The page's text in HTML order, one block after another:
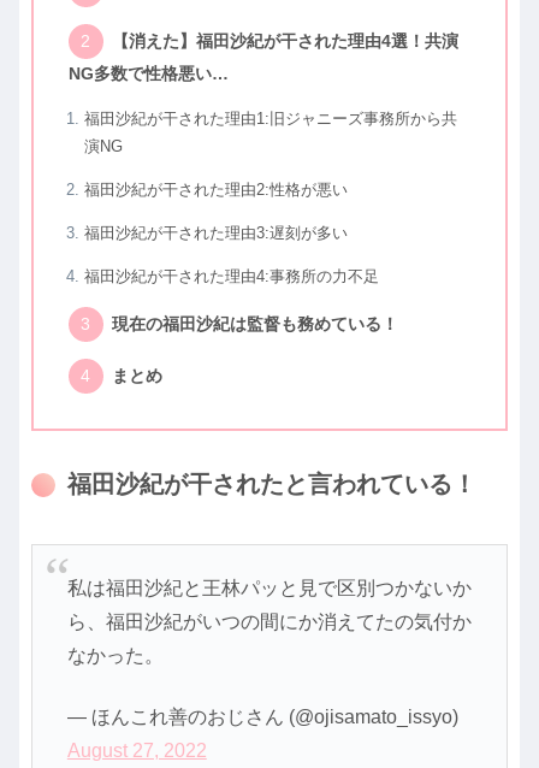
【消えた】福田沙紀が干された理由4選！共演
NG多数で性格悪い…
福田沙紀が干された理由1:旧ジャニーズ事務所から共
演NG
福田沙紀が干された理由2:性格が悪い
福田沙紀が干された理由3:遅刻が多い
福田沙紀が干された理由4:事務所の力不足
現在の福田沙紀は監督も務めている！
まとめ
福田沙紀が干されたと言われている！
私は福田沙紀と王林パッと見で区別つかないか
ら、福田沙紀がいつの間にか消えてたの気付か
なかった。
— ほんこれ善のおじさん (@ojisamato_issyo)
August 27, 2022